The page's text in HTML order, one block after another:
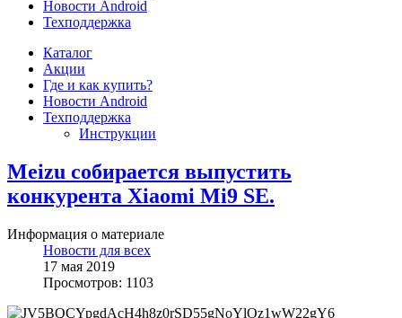
Новости Android
Техподдержка
Каталог
Акции
Где и как купить?
Новости Android
Техподдержка
Инструкции
Meizu собирается выпустить
конкурента Xiaomi Mi9 SE.
Информация о материале
Новости для всех
17 мая 2019
Просмотров: 1103